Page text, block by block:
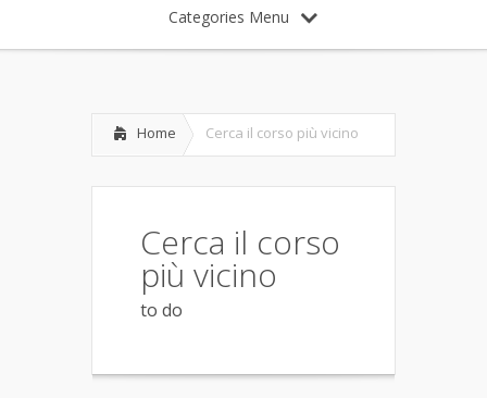
Categories Menu
Home Cerca il corso più vicino
Cerca il corso
più vicino
to do